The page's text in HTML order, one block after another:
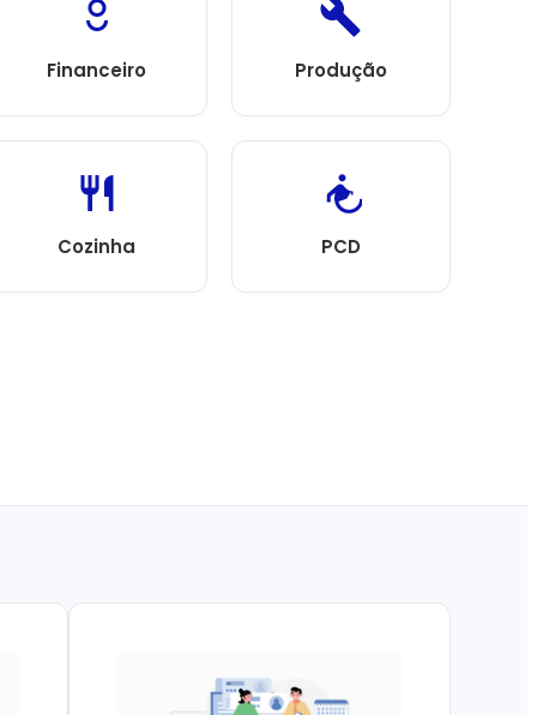
Financeiro Produção
Cozinha PCD